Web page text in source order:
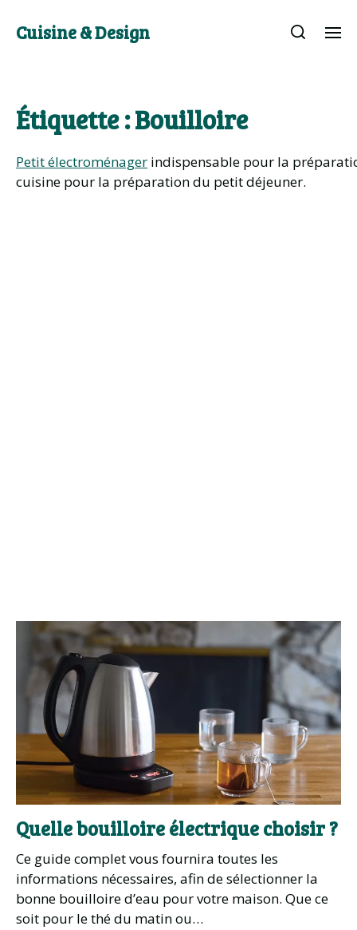
Cuisine & Design
Étiquette :Bouilloire
Petit électroménager indispensable pour la
cuisine pour la préparation du petit déjeuner.
Quelle bouilloire électrique choisir ?
Ce guide complet vous fournira toutes les
informations nécessaires, afin de sélectionner la
bonne bouilloire d’eau pour votre maison. Que ce
soit pour le thé du matin ou…